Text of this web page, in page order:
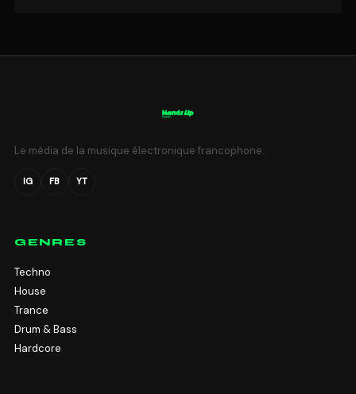
Le média de la musique électronique francophone.
IG FB YT
GENRES
Techno
House
Trance
Drum & Bass
Hardcore